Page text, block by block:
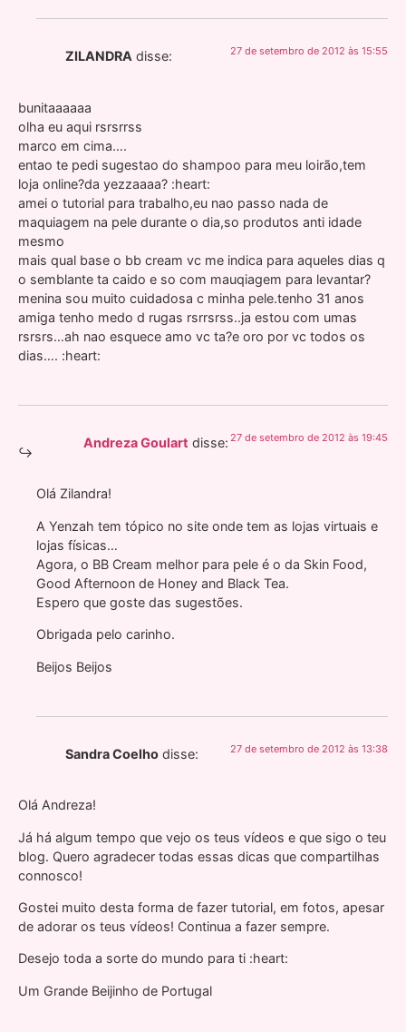
ZILANDRA disse: 27 de setembro de 2012 às 15:55
bunitaaaaaa
olha eu aqui rsrsrrss
marco em cima….
entao te pedi sugestao do shampoo para meu loirão,tem
loja online?da yezzaaaa? :heart:
amei o tutorial para trabalho,eu nao passo nada de
maquiagem na pele durante o dia,so produtos anti idade
mesmo
mais qual base o bb cream vc me indica para aqueles dias q
o semblante ta caido e so com mauqiagem para levantar?
menina sou muito cuidadosa c minha pele.tenho 31 anos
amiga tenho medo d rugas rsrrsrss..ja estou com umas
rsrsrs…ah nao esquece amo vc ta?e oro por vc todos os
dias…. :heart:
Andreza Goulart disse: 27 de setembro de 2012 às 19:45
Olá Zilandra!
A Yenzah tem tópico no site onde tem as lojas virtuais e
lojas físicas…
Agora, o BB Cream melhor para pele é o da Skin Food,
Good Afternoon de Honey and Black Tea.
Espero que goste das sugestões.
Obrigada pelo carinho.
Beijos Beijos
Sandra Coelho disse: 27 de setembro de 2012 às 13:38
Olá Andreza!
Já há algum tempo que vejo os teus vídeos e que sigo o teu
blog. Quero agradecer todas essas dicas que compartilhas
connosco!
Gostei muito desta forma de fazer tutorial, em fotos, apesar
de adorar os teus vídeos! Continua a fazer sempre.
Desejo toda a sorte do mundo para ti :heart:
Um Grande Beijinho de Portugal